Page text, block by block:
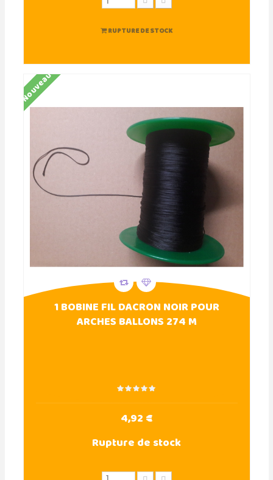
RUPTURE DE STOCK
Nouveau
1 BOBINE FIL DACRON NOIR POUR
ARCHES BALLONS 274 M
4,92 €
Rupture de stock